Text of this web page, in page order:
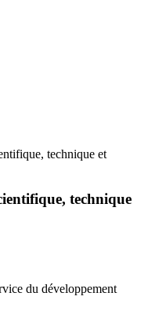
technique et
technique
du développement